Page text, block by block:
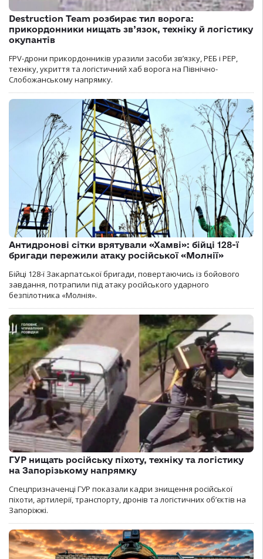
Destruction Team розбирає тил ворога:
прикордонники нищать зв’язок, техніку й логістику
окупантів
FPV-дрони прикордонників уразили засоби зв’язку, РЕБ і РЕР,
техніку, укриття та логістичний хаб ворога на Північно-
Слобожанському напрямку.
Антидронові сітки врятували «Хамві»: бійці 128-ї
бригади пережили атаку російської «Молнії»
Бійці 128-ї Закарпатської бригади, повертаючись із бойового
завдання, потрапили під атаку російського ударного
безпілотника «Молнія».
ГУР нищать російську піхоту, техніку та логістику
на Запорізькому напрямку
Спецпризначенці ГУР показали кадри знищення російської
піхоти, артилерії, транспорту, дронів та логістичних об’єктів на
Запоріжжі.